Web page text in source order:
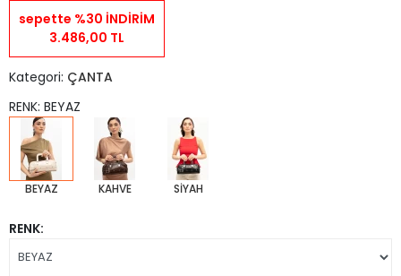
sepette %30 İNDİRİM
3.486,00 TL
Kategori: ÇANTA
RENK: BEYAZ
BEYAZ KAHVE SİYAH
RENK: